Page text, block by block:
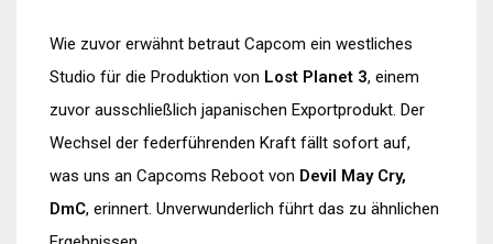
Wie zuvor erwähnt betraut Capcom ein westliches
Studio für die Produktion von Lost Planet 3, einem
zuvor ausschließlich japanischen Exportprodukt. Der
Wechsel der federführenden Kraft fällt sofort auf,
was uns an Capcoms Reboot von Devil May Cry,
DmC, erinnert. Unverwunderlich führt das zu ähnlichen